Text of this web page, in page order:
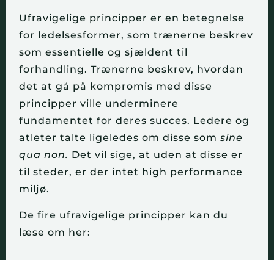
Ufravigelige principper er en betegnelse
for ledelsesformer, som trænerne beskrev
som essentielle og sjældent til
forhandling. Trænerne beskrev, hvordan
det at gå på kompromis med disse
principper ville underminere
fundamentet for deres succes. Ledere og
atleter talte ligeledes om disse somsine
qua non. Det vil sige, at uden at disse er
til steder, er der intet high performance
miljø.
De fire ufravigelige principper kan du
læse om her: